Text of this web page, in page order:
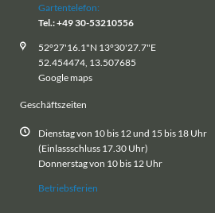
Gartentelefon:
Tel.: +49 30-53210556
52°27'16.1"N 13°30'27.7"E
52.454474, 13.507685
Google maps
Geschäftszeiten
Dienstag von 10 bis 12 und 15 bis 18 Uhr
(Einlassschluss 17.30 Uhr)
Donnerstag von 10 bis 12 Uhr
Betriebsferien